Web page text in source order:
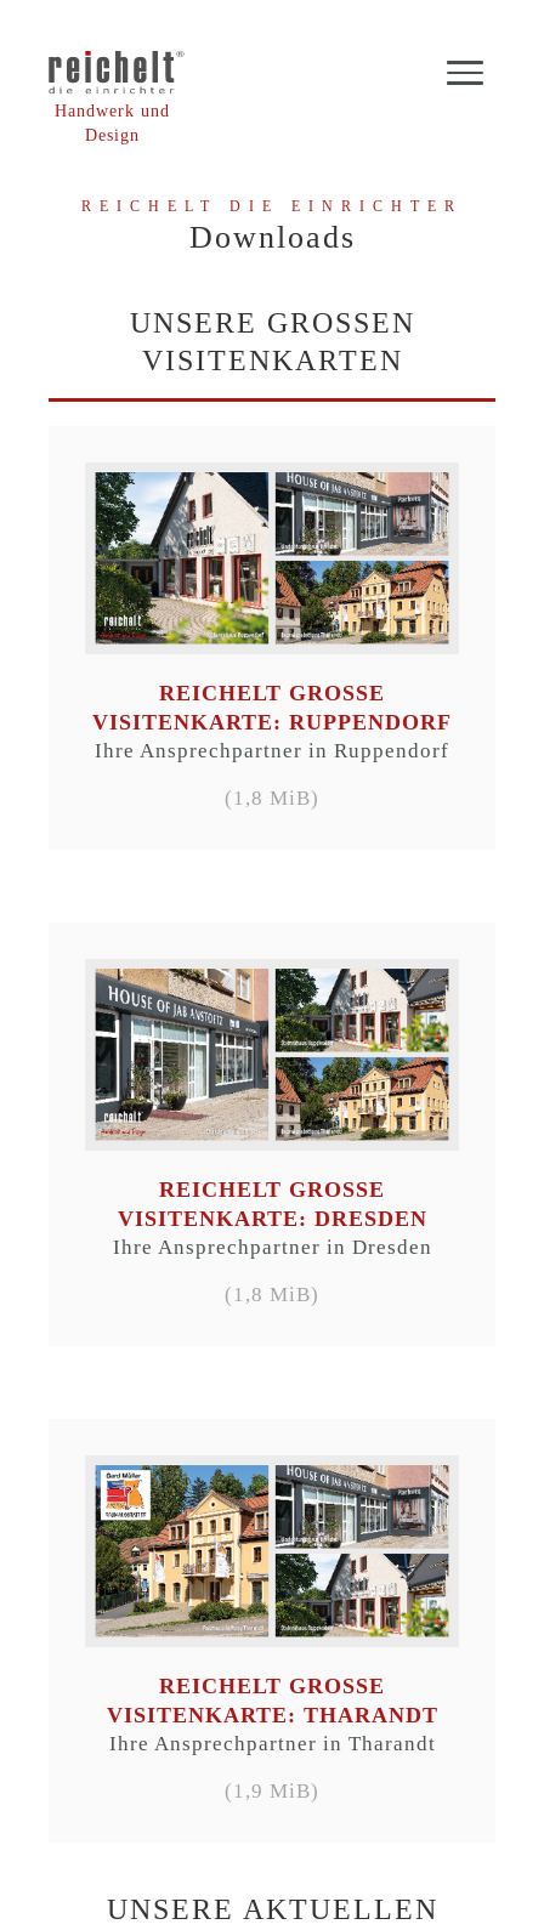
Handwerk und
Design
REICHELT DIE EINRICHTER
Downloads
UNSERE GROSSEN V
ISITENKARTEN
REICHELT GROSSE V
ISITENKARTE: RUPPENDORF
Ihre Ansprechpartner in Ruppendorf
(1,8 MiB)
REICHELT GROSSE V
ISITENKARTE: DRESDEN
Ihre Ansprechpartner in Dresden
(1,8 MiB)
REICHELT GROSSE V
ISITENKARTE: THARANDT
Ihre Ansprechpartner in Tharandt
(1,9 MiB)
UNSERE AKTUELLEN